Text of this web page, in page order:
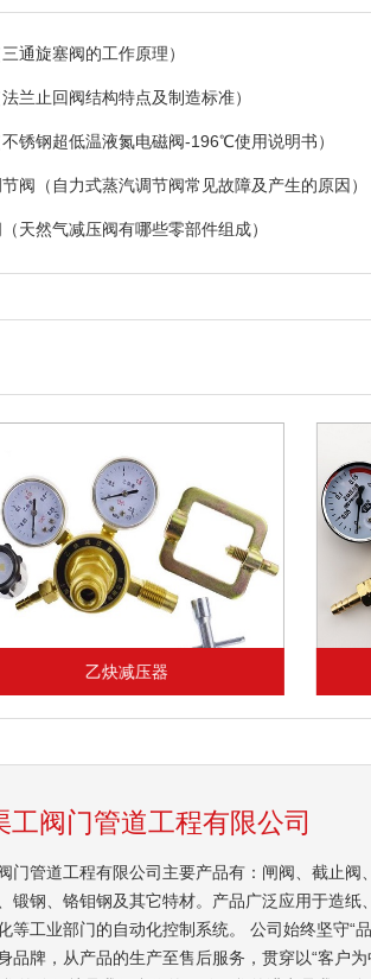
通旋塞阀的工作原理）
兰止回阀结构特点及制造标准）
锈钢超低温液氮电磁阀-196℃使用说明书）
阀（自力式蒸汽调节阀常见故障及产生的原因）
天然气减压阀有哪些零部件组成）
乙炔减
工阀门管道工程有限公司
门管道工程有限公司主要产品有：闸阀、截止
锻钢、铬钼钢及其它特材。产品广泛应用于造纸
等工业部门的自动化控制系统。 公司始终坚守“
品牌，从产品的生产至售后服务，贯穿以“客户